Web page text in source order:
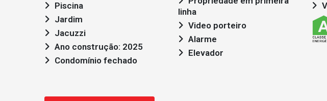
Piscina
Jardim
Jacuzzi
Ano construção: 2025
Condomínio fechado
linha
Video porteiro
Alarme
Elevador